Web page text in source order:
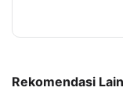
Rekomendasi Lain